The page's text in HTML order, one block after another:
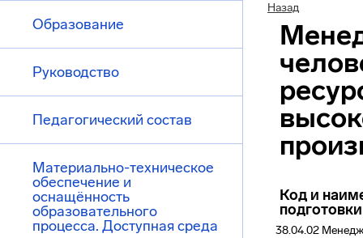
Образование
Руководство
Педагогический состав
Материально-техническое
обеспечение и
оснащённость
образовательного
процесса. Доступная среда
Назад
Код и
подготовки
38.04.02